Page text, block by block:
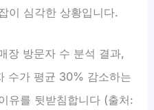
이 심각한 상황입니다.
장 방문자 수 분석 결과,
수가 평균 30% 감소하는
유를 뒷받침합니다 (출처: